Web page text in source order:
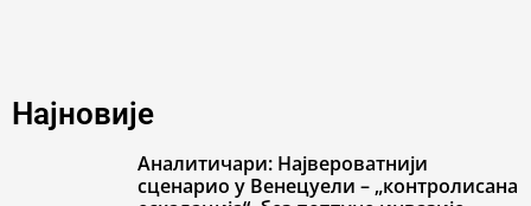
Најновије
Аналитичари: Највероватнији
сценарио у Венецуели – „контролисана